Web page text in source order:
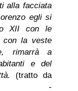
alla facciata
egli si
XII con le
con la veste
rimarrà a
e del
(tratto da